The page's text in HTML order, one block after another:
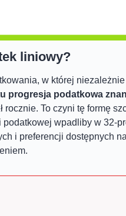
liniowy?
w której
progresja podatkowa
rocznie. To czyni tę formę
wpadliby w 32-
i preferencji dostępnych